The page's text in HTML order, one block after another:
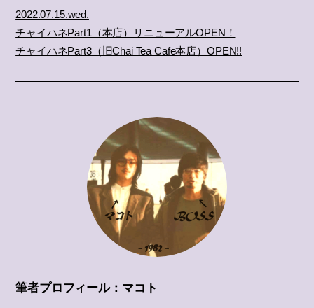
2022.07.15.wed.
チャイハネPart1（本店）リニューアルOPEN！
チャイハネPart3（旧Chai Tea Cafe本店）OPEN!!
筆者プロフィール：マコト